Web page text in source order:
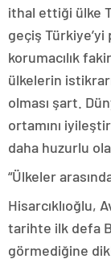
ithal ettiği ülke
geçiş
korumacılık
ülkelerin
olması şart.
ortamını
daha huzurlu
“Ülkeler
Hisarcıklıoğlu,
tarihte ilk defa
görmediğine